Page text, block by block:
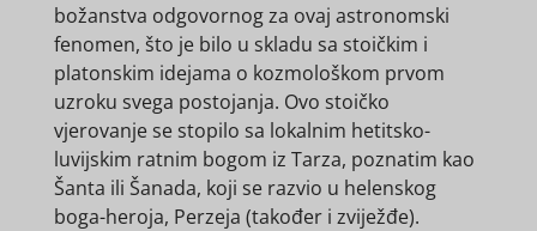
božanstva odgovornog za ovaj astronomski
fenomen, što je bilo u skladu sa stoičkim i
platonskim idejama o kozmološkom prvom
uzroku svega postojanja. Ovo stoičko
vjerovanje se stopilo sa lokalnim hetitsko-
luvijskim ratnim bogom iz Tarza, poznatim kao
Šanta ili Šanada, koji se razvio u helenskog
boga-heroja, Perzeja (također i zviježđe).